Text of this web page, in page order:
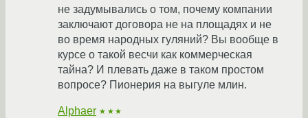
не задумывались о том, почему компании
заключают договора не на площадях и не
во время народных гуляний? Вы вообще в
курсе о такой весчи как коммерческая
тайна? И плевать даже в таком простом
вопросе? Пионерия на выгуле млин.
Alphaer ★★★